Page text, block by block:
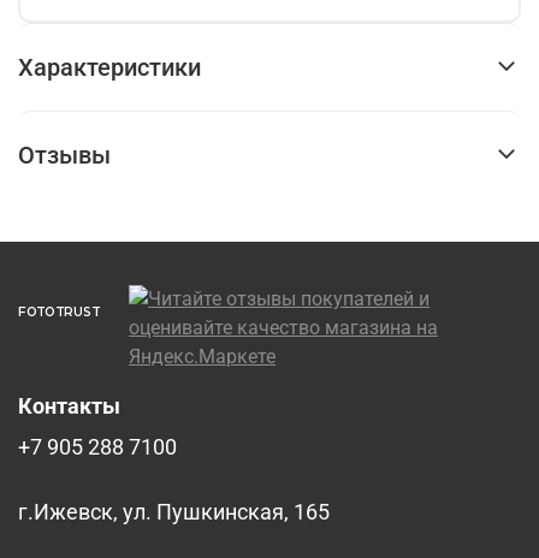
Характеристики
Отзывы
FOTOTRUST
Контакты
+7 905 288 7100
г.Ижевск, ул. Пушкинская, 165